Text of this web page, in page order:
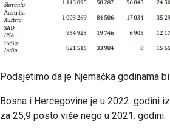
Podsjetimo da je Njemačka godinama
Bosna i Hercegovine je u 2022. godini
za 25,9 posto više nego u 2021. godini.